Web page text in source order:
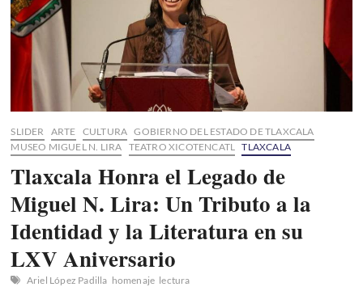
SLIDER ARTE CULTURA GOBIERNO DEL ESTADO DE TLAXCALA
MUSEO MIGUEL N. LIRA TEATRO XICOTENCATL TLAXCALA
Tlaxcala Honra el Legado de
Miguel N. Lira: Un Tributo a la
Identidad y la Literatura en su
LXV Aniversario
Ariel López Padilla homenaje lectura